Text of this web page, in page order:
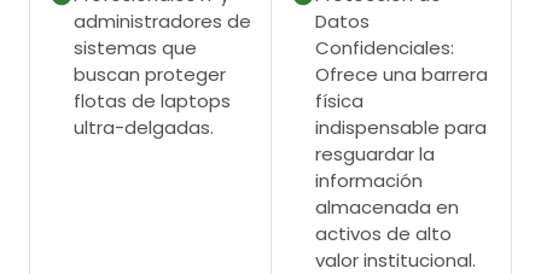
administradores de
sistemas que
buscan proteger
flotas de laptops
ultra-delgadas.
Datos
Confidenciales:
Ofrece una barrera
física
indispensable para
resguardar la
información
almacenada en
activos de alto
valor institucional.